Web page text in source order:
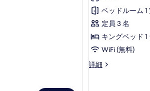
は
ツ
イ
ン
ル
34
件)
ベッドルーム 1
定員 3 名
キングベッド
WiFi (無料)
詳細
ダ